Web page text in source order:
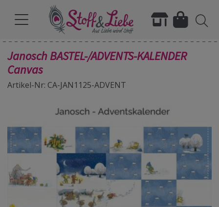
Janosch BASTEL-/ADVENTS-KALENDER
Canvas
Artikel-Nr: CA-JAN1125-ADVENT